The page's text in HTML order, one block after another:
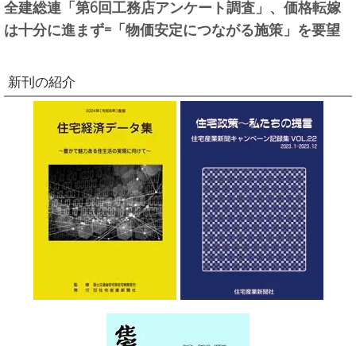
全建総連「第6回工務店アンケート調査」、価格転嫁
は十分に進まず=「物価安定につながる施策」を要望
新刊の紹介